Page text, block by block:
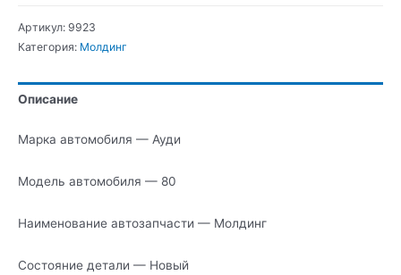
Молдинг
Артикул: 9923
Категория: Молдинг
Описание
Марка автомобиля — Ауди
Модель автомобиля — 80
Наименование автозапчасти — Молдинг
Состояние детали — Новый